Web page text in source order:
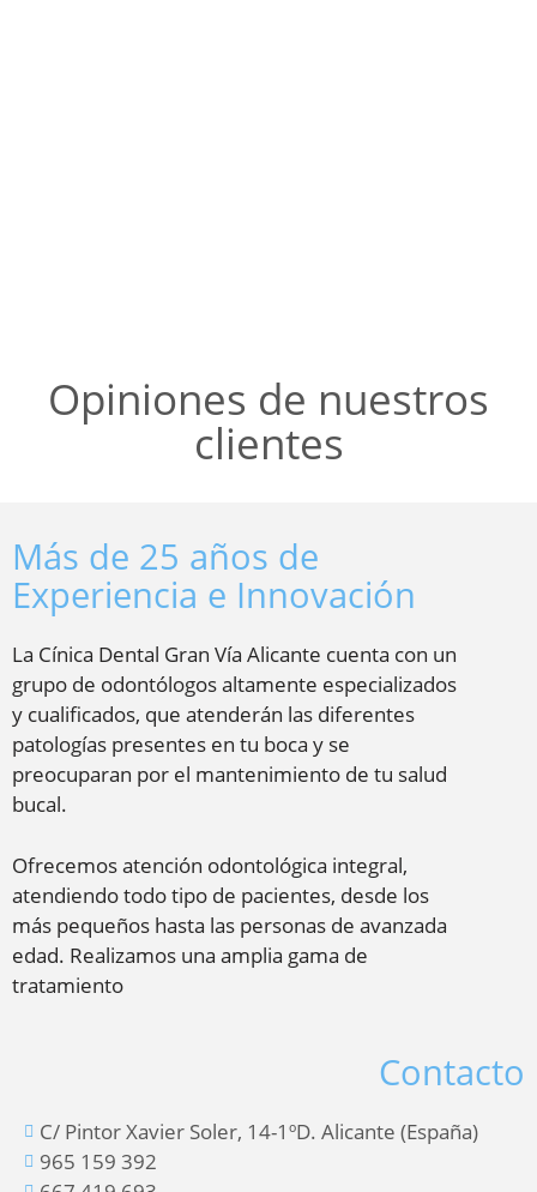
Opiniones de nuestros
clientes
Más de 25 años de
Experiencia e Innovación
La Cínica Dental Gran Vía Alicante cuenta con un
grupo de odontólogos altamente especializados
y cualificados, que atenderán las diferentes
patologías presentes en tu boca y se
preocuparan por el mantenimiento de tu salud
bucal.
Ofrecemos atención odontológica integral,
atendiendo todo tipo de pacientes, desde los
más pequeños hasta las personas de avanzada
edad. Realizamos una amplia gama de
tratamiento
Contacto
C/ Pintor Xavier Soler, 14-1ºD. Alicante (España)
965 159 392